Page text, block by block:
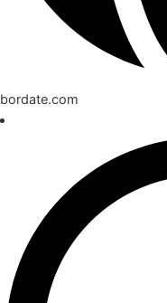
bordate.com